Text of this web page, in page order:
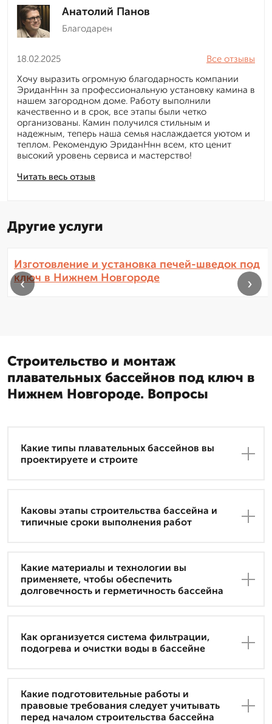
Анатолий Панов
Благодарен
18.02.2025
Читать весь отзыв
Все отзывы
Хочу выразить огромную благодарность компании
ЭриданНнн за профессиональную установку камина в
нашем загородном доме. Работу выполнили
качественно и в срок, все этапы были четко
организованы. Камин получился стильным и
надежным, теперь наша семья наслаждается уютом и
теплом. Рекомендую ЭриданНнн всем, кто ценит
высокий уровень сервиса и мастерство!
Другие услуги
Изготовление и установка печей-шведок под
ключ в Нижнем Новгороде
‹ ›
Строительство и монтаж
плавательных бассейнов под ключ в
Нижнем Новгороде. Вопросы
Какие типы плавательных бассейнов вы
проектируете и строите
Каковы этапы строительства бассейна и
типичные сроки выполнения работ
Какие материалы и технологии вы
применяете, чтобы обеспечить
долговечность и герметичность бассейна
Как организуется система фильтрации,
подогрева и очистки воды в бассейне
Какие подготовительные работы и
правовые требования следует учитывать
перед началом строительства бассейна